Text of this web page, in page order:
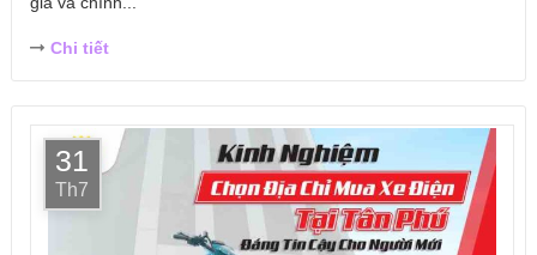
Chi tiết
31
Th7